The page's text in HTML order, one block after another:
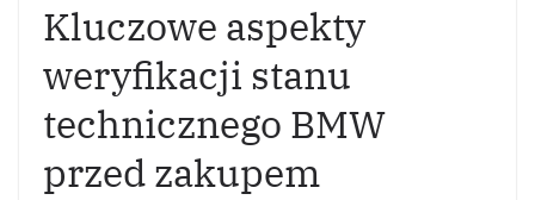
Kluczowe aspekty
weryfikacji stanu
technicznego BMW
przed zakupem